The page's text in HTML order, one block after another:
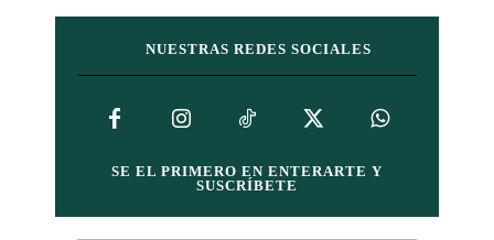
NUESTRAS REDES SOCIALES
SE EL PRIMERO EN ENTERARTE Y
SUSCRÍBETE